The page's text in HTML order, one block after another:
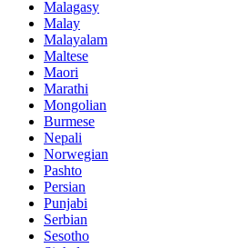
Malagasy
Malay
Malayalam
Maltese
Maori
Marathi
Mongolian
Burmese
Nepali
Norwegian
Pashto
Persian
Punjabi
Serbian
Sesotho